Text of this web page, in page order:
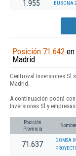
1.955 BUBONA
Posición 71.642
Madrid
Centroval Inversiones Sl
Madrid.
A continuación podrá
Inversiones Sl y
Posición
Provincia
71.637
GOMSA